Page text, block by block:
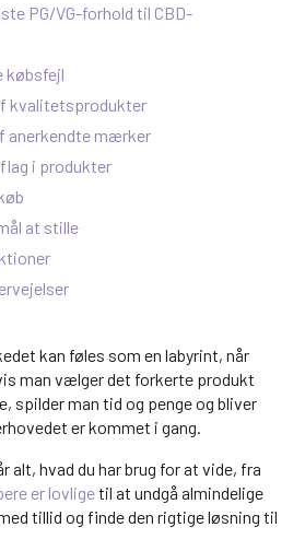
PG/VG-forhold til CBD-
købsfejl
kvalitetsprodukter
anerkendte mærker
i produkter
at stille
kan føles som en labyrint, når
man vælger det forkerte produkt
spilder man tid og penge og bliver
er kommet i gang.
alt, hvad du har brug for at vide, fra
er lovligetil at undgå almindelige
tillid og finde den rigtige løsning til